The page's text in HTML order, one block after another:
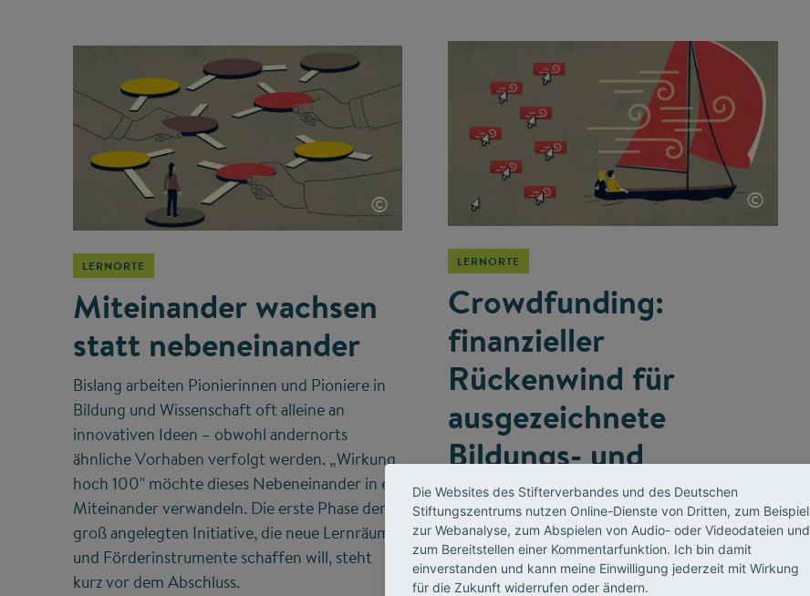
©
LERNORTE
Miteinander wachsen
statt nebeneinander
Bislang arbeiten Pionierinnen und Pioniere in
Bildung und Wissenschaft oft alleine an
innovativen Ideen – obwohl andernorts
ähnliche Vorhaben verfolgt werden. „Wirkung
hoch 100" möchte dieses Nebeneinander in ein
Miteinander verwandeln. Die erste Phase der
groß angelegten Initiative, die neue Lernräume
und Förderinstrumente schaffen will, steht
kurz vor dem Abschluss.
©
LERNORTE
Crowdfunding:
finanzieller
Rückenwind für
ausgezeichnete
Bildungs- und
Forschungsprojekte
Neuen Ideen und Ansätzen zum Durchbruch
verhelfen – das ist das Ziel der Stifterverbands-
Kampagne „Wirkung hoch 100“. Dabei werden
Die Websites des Stifterverbandes und des Deutschen
Stiftungszentrums nutzen Online-Dienste von Dritten, zum Beispiel
zur Webanalyse, zum Abspielen von Audio- oder Videodateien und
zum Bereitstellen einer Kommentarfunktion. Ich bin damit
einverstanden und kann meine Einwilligung jederzeit mit Wirkung
für die Zukunft widerrufen oder ändern.